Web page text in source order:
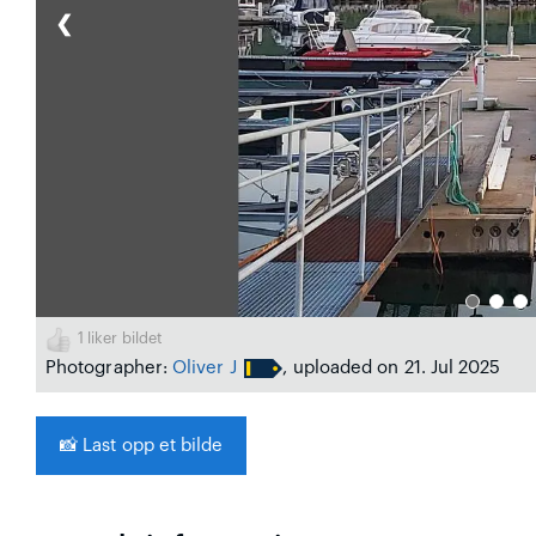
❮
1 liker bildet
Photographer:Oliver J , uploaded on 21. Jul 2025
📸 Last opp et bilde